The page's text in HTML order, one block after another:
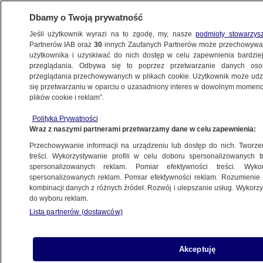
SZCZECIN
14.05.2026, 12:28
Posłuchaj artykułu
Czyta lektor AI
Dbamy o Twoją prywatność
Jeśli użytkownik wyrazi na to zgodę, my, naszepodmioty
Partnerów IAB oraz30 innych Zaufanych Partnerów może
użytkownika i uzyskiwać do nich dostęp w celu zapewnienia
przeglądania. Odbywa się to poprzez przetwarzanie danych
przeglądania przechowywanych w plikach cookie. Użytkownik może
się przetwarzaniu w oparciu o uzasadniony interes w dowolnym
plików cookie i reklam”.
Polityka Prywatności
Wraz z naszymi partnerami przetwarzamy dane w celu zapewnienia:
Przechowywanie informacji na urządzeniu lub dostęp do nich.
treści. Wykorzystywanie profili w celu doboru spersonalizowanych
spersonalizowanych reklam. Pomiar efektywności treści.
spersonalizowanych reklam. Pomiar efektywności reklam.
kombinacji danych z różnych źródeł. Rozwój i ulepszanie usług.
do wyboru reklam.
Lista partnerów (dostawców)
Akceptuję